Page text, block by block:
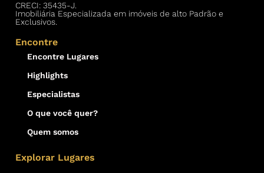
CRECI: 35435-J.
Imobiliária Especializada em imóveis de alto Padrão e
Exclusivos.
Encontre
Encontre Lugares
Highlights
Especialistas
O que você quer?
Quem somos
Explorar Lugares